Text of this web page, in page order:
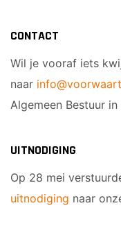
CONTACT
Wil je vooraf iets
naar
Algemeen Bestuur
UITNODIGING
Op 28 mei
uitnodiging naar